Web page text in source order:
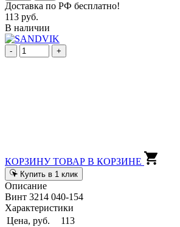
Доставка по РФ бесплатно!
113 руб.
В наличии
- +
КОРЗИНУ ТОВАР В КОРЗИНЕ
Купить в 1 клик
Описание
Винт 3214 040-154
Характеристики
Цена, руб.
113